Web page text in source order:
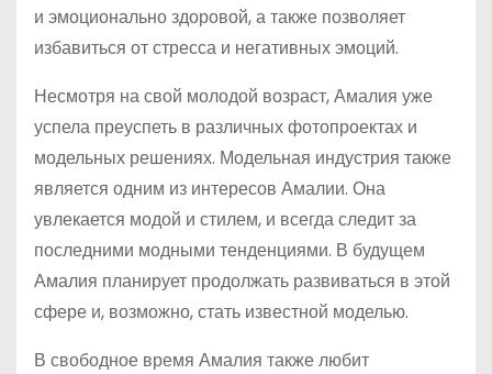
и эмоционально здоровой, а также позволяет
избавиться от стресса и негативных эмоций.
Несмотря на свой молодой возраст, Амалия уже
успела преуспеть в различных фотопроектах и
модельных решениях. Модельная индустрия также
является одним из интересов Амалии. Она
увлекается модой и стилем, и всегда следит за
последними модными тенденциями. В будущем
Амалия планирует продолжать развиваться в этой
сфере и, возможно, стать известной моделью.
В свободное время Амалия также любит